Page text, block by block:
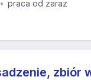
praca od zaraz
zbiór